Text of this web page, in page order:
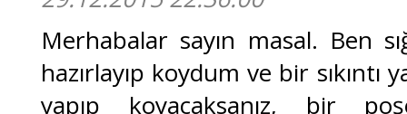
Merhabalar sayın masal. Ben
hazırlayıp koydum ve bir sıkıntı
yapıp koyacaksanız, bir